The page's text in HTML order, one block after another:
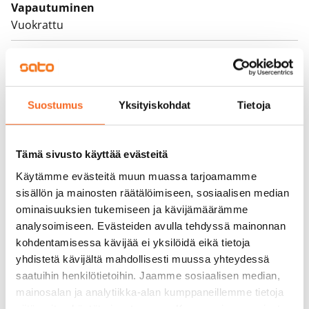
Suostumus Yksityiskohdat Tietoja
Tämä sivusto käyttää evästeitä
Käytämme evästeitä muun muassa tarjoamamme
sisällön ja mainosten räätälöimiseen, sosiaalisen median
ominaisuuksien tukemiseen ja kävijämäärämme
analysoimiseen. Evästeiden avulla tehdyssä mainonnan
kohdentamisessa kävijää ei yksilöidä eikä tietoja
yhdistetä kävijältä mahdollisesti muussa yhteydessä
saatuihin henkilötietoihin. Jaamme sosiaalisen median,
mainosalan ja analytiikka-alan kumppaneillemme tietoja
Vapautuminen
Vuokrattu
Kyllä
Vuokra
Vuokravakuus
0 €
Kotivakuutus
Pakollinen, ei sisälly vuokraan
Vesimaksu
27 €/hlö/kk
Sähkömaksu
Vuokralainen solmii itse sähkösopimuksen.